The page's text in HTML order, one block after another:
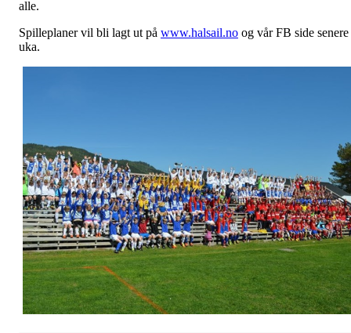
alle.
Spilleplaner vil bli lagt ut på www.halsail.no og vår FB side
uka.